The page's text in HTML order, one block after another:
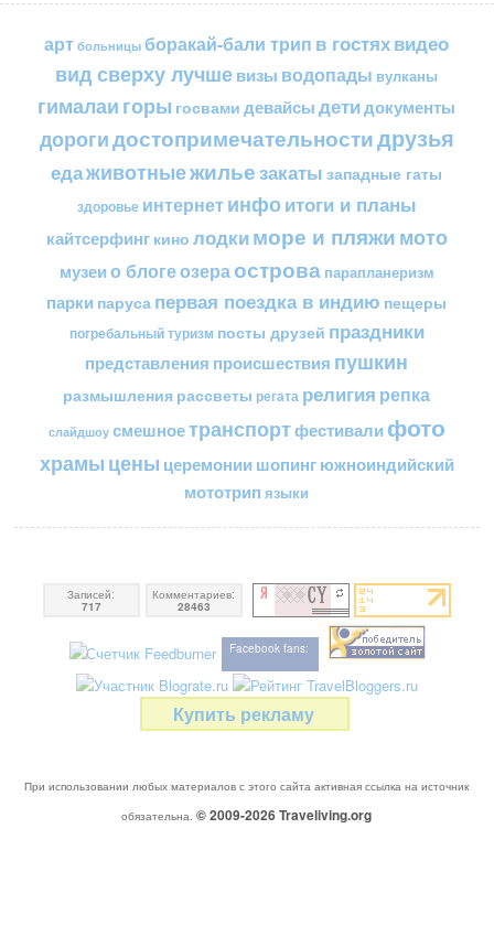
арт больницы боракай-бали трип в гостяхвидео
вид сверху лучшевизы водопады вулканы
гималаи горы госвами девайсы детидокументы
дорогидостопримечательностидрузья
едаживотныежильезакаты западные гаты
здоровье интернетинфоитоги и планы
кайтсерфинг кино лодкиморе и пляжимото
музеи о блогеозераострова парапланеризм
парки паруса первая поездка в индию пещеры
погребальный туризм посты друзей праздники
представления происшествия пушкин
размышления рассветы регата религия репка
слайдшоу смешноетранспортфестивали фото
храмы цены церемонии шопингюжноиндийский
мототрип языки
Записей:
717
Комментариев:
28463
Facebook fans:
Купить рекламу
При использовании любых материалов с этого сайта активная ссылка на источник
обязательна. © 2009-2026Traveliving.org